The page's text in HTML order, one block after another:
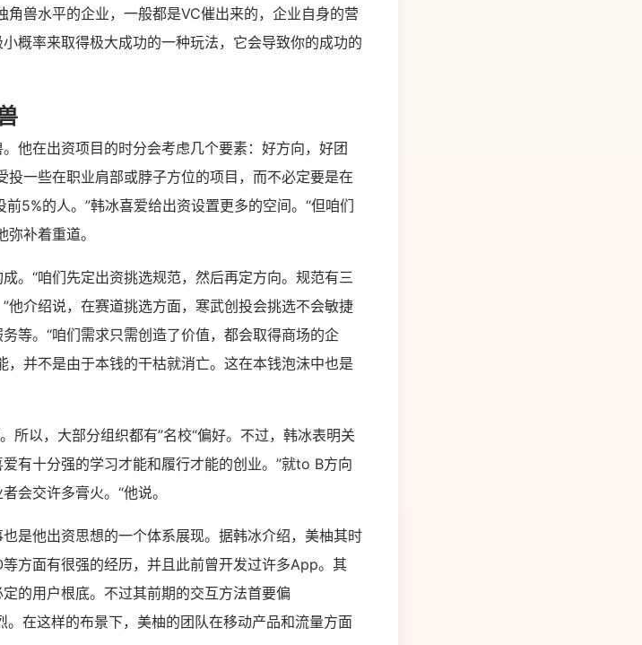
兽水平的企业，一般都是VC催出来的，企业自身的营
概率来取得极大成功的一种玩法，它会导致你的成功的
他在出资项目的时分会考虑几个要素：好方向，好团
投一些在职业肩部或脖子方位的项目，而不必定要是在
5%的人。”韩冰喜爱给出资设置更多的空间。“但咱们
补着重道。
。“咱们先定出资挑选规范，然后再定方向。规范有三
他介绍说，在赛道挑选方面，寒武创投会挑选不会敏捷
等。“咱们需求只需创造了价值，都会取得商场的企
，并不是由于本钱的干枯就消亡。这在本钱泡沫中也是
所以，大部分组织都有”名校“偏好。不过，韩冰表明关
有十分强的学习才能和履行才能的创业。”就to B方向
会交许多膏火。“他说。
是他出资思想的一个体系展现。据韩冰介绍，美柚其时
方面有很强的经历，并且此前曾开发过许多App。其
的用户根底。不过其前期的交互方法首要偏
在这样的布景下，美柚的团队在移动产品和流量方面